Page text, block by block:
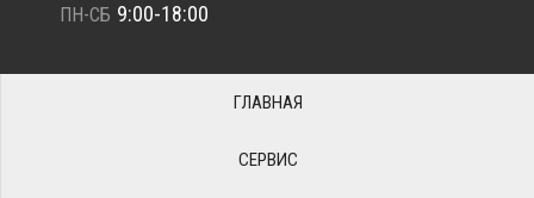
ПН-СБ 9:00-18:00
ГЛАВНАЯ
СЕРВИС